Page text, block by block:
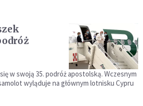
w swoją 35. podróż apostolską. Wczesnym
wyląduje na głównym lotnisku Cypru